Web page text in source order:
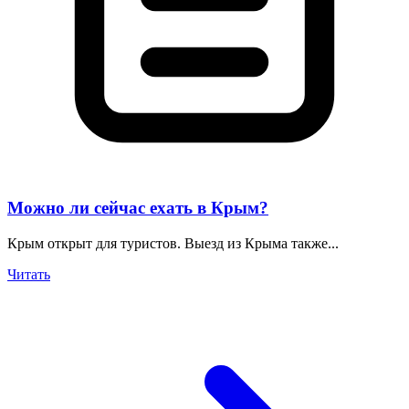
Можно ли сейчас ехать в Крым?
Крым открыт для туристов. Выезд из Крыма также...
Читать